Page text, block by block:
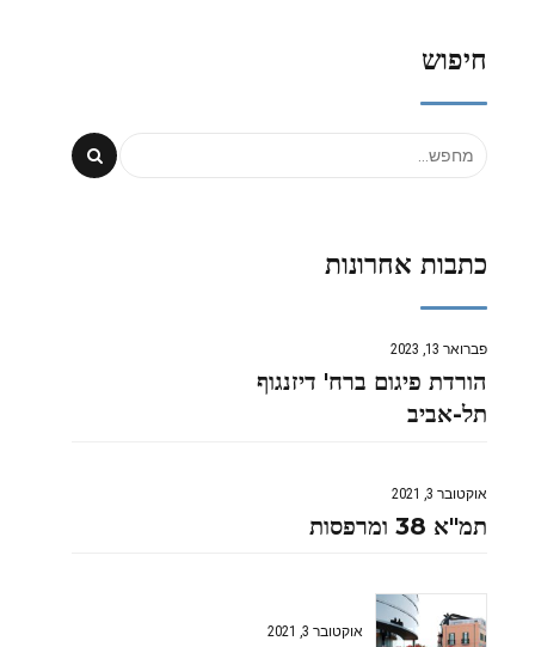
חיפוש
כתבות אחרונות
פברואר 13, 2023
הורדת פיגום ברח' דיזנגוף
תל-אביב
אוקטובר 3, 2021
תמ"א 38 ומרפסות
אוקטובר 3, 2021